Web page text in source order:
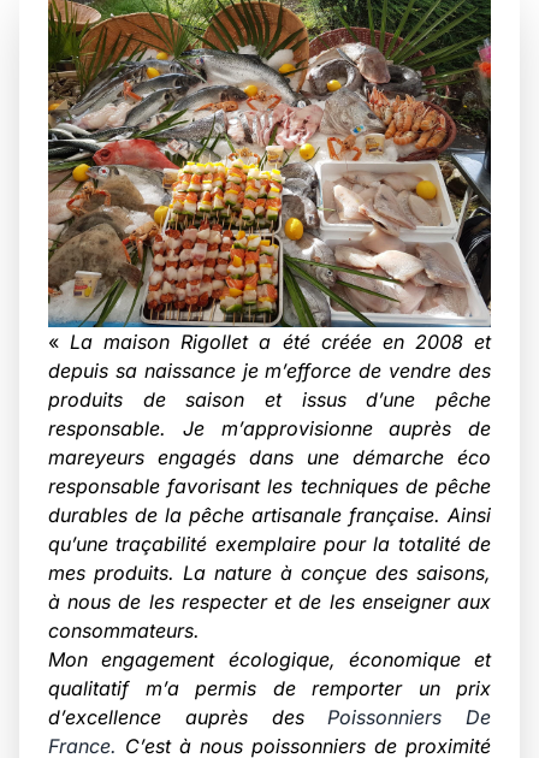
« La maison Rigollet a été créée en 2008 et
depuis sa naissance je m’efforce de vendre des
produits de saison et issus d’une pêche
responsable. Je m’approvisionne auprès de
mareyeurs engagés dans une démarche éco
responsable favorisant les techniques de pêche
durables de la pêche artisanale française. Ainsi
qu’une traçabilité exemplaire pour la totalité de
mes produits. La nature à conçue des saisons,
à nous de les respecter et de les enseigner aux
consommateurs.
Mon engagement écologique, économique et
qualitatif m’a permis de remporter un prix
d’excellence auprès des
Poissonniers De
France. C’est à nous poissonniers de proximité